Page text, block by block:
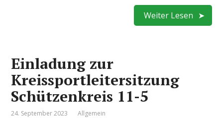
Weiter Lesen
Einladung zur
Kreissportleitersitzung
Schützenkreis 11-5
24. September 2023 Allgemein